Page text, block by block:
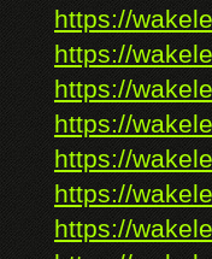
https://
https://
https://
https://
https://
https://
https://